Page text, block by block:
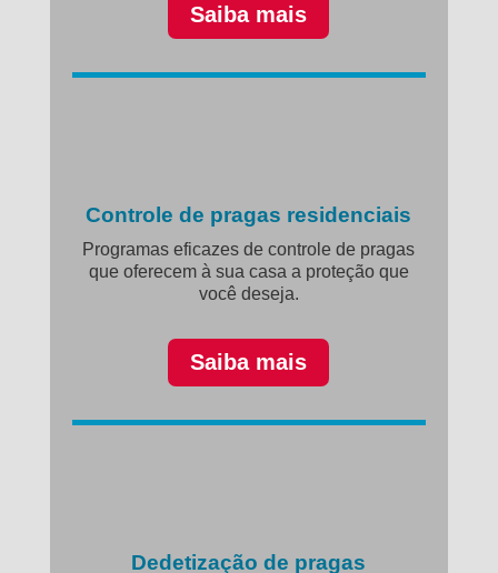
Saiba mais
Controle de pragas residenciais
Programas eficazes de controle de pragas
que oferecem à sua casa a proteção que
você deseja.
Saiba mais
Dedetização de pragas